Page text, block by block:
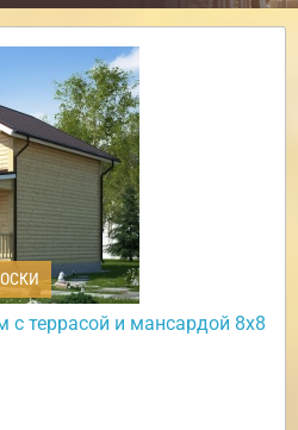
террасой и мансардой 8х8